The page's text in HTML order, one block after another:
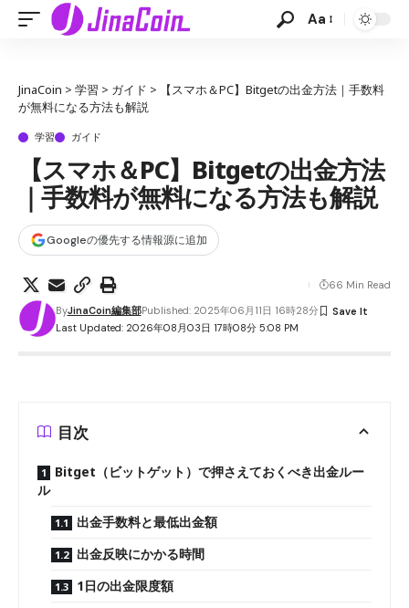
Aa
JinaCoin > 学習 > ガイド >
【スマホ＆PC】Bitgetの出金方法｜手数料
が無料になる方法も解説
学習 ガイド
【スマホ＆PC】Bitgetの出金方法
｜手数料が無料になる方法も解説
Googleの優先する情報源に追加
Last Updated: 2026年08月03日 17時08分 5:08 PM
ByJinaCoin編集部Published: 2025年06月11日 16時28分
66 Min Read
目次
Bitget（ビットゲット）で押さえておくべき出金ルー
ル
出金手数料と最低出金額
出金反映にかかる時間
1日の出金限度額